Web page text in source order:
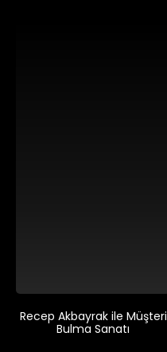
Recep Akbayrak ile Müşteri
Bulma Sanatı